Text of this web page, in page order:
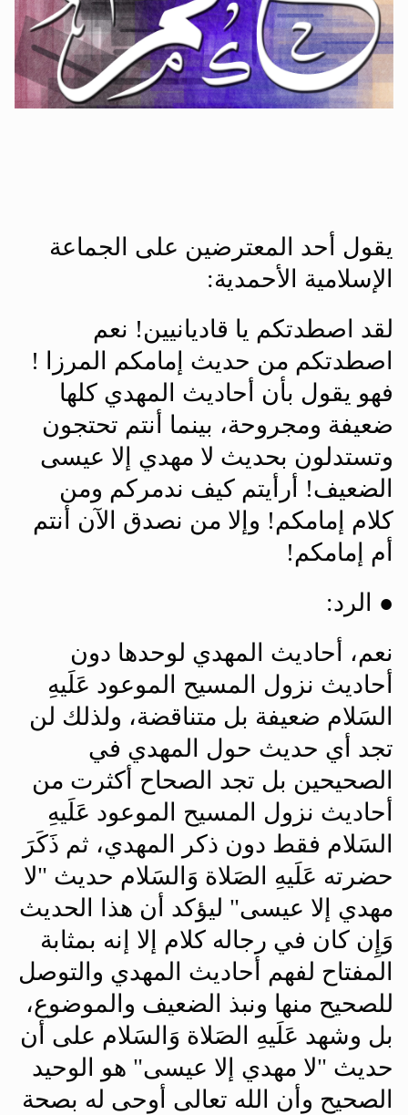
يقول أحد المعترضين على الجماعة
الإسلامية الأحمدية:
لقد اصطدتكم يا قاديانيين! نعم
اصطدتكم من حديث إمامكم المرزا !
فهو يقول بأن أحاديث المهدي كلها
ضعيفة ومجروحة، بينما أنتم تحتجون
وتستدلون بحديث لا مهدي إلا عيسى
الضعيف! أرأيتم كيف ندمركم ومن
كلام إمامكم! وإلا من نصدق الآن أنتم
أم إمامكم!
●
الرد:
نعم، أحاديث المهدي لوحدها دون
أحاديث نزول المسيح الموعود عَلَيهِ
السَلام ضعيفة بل متناقضة، ولذلك لن
تجد أي حديث حول المهدي في
الصحيحين بل تجد الصحاح أكثرت من
أحاديث نزول المسيح الموعود عَلَيهِ
السَلام فقط دون ذكر المهدي، ثم ذَكَرَ
حضرته عَلَيهِ الصَلاة وَالسَلام حديث "لا
مهدي إلا عيسى" ليؤكد أن هذا الحديث
وَإِن كان في رجاله كلام إلا إنه بمثابة
المفتاح لفهم أحاديث المهدي والتوصل
للصحيح منها ونبذ الضعيف والموضوع،
بل وشهد عَلَيهِ الصَلاة وَالسَلام على أن
حديث "لا مهدي إلا عيسى" هو الوحيد
الصحيح وأن الله تعالى أوحى له بصحة